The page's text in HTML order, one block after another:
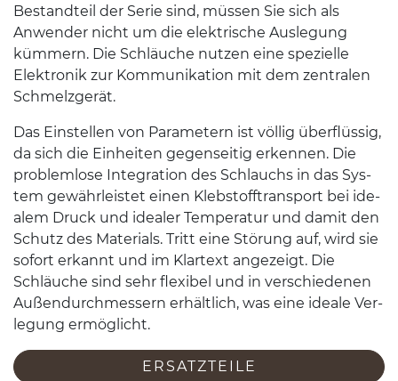
Bestandteil der Serie sind, müssen Sie sich als
Anwen­der nicht um die elek­trische Ausle­gung
küm­mern. Die Schläuche nutzen eine spezielle
Elek­tronik zur Kom­mu­nika­tion mit dem zen­tralen
Schmelzgerät.
Das Ein­stellen von Para­me­tern ist völ­lig über­flüs­sig,
da sich die Ein­heiten gegen­seitig erken­nen. Die
prob­lem­lose Inte­gra­tion des Schlauchs in das Sys­
tem gewährleis­tet einen Kleb­stoff­trans­port bei ide­
alem Druck und ide­aler Tem­per­atur und damit den
Schutz des Mate­ri­als. Tritt eine Störung auf, wird sie
sofort erkannt und im Klar­text angezeigt. Die
Schläuche sind sehr flex­i­bel und in ver­schiede­nen
Außen­durchmessern erhältlich, was eine ide­ale Ver­
legung ermöglicht.
ERSATZTEILE